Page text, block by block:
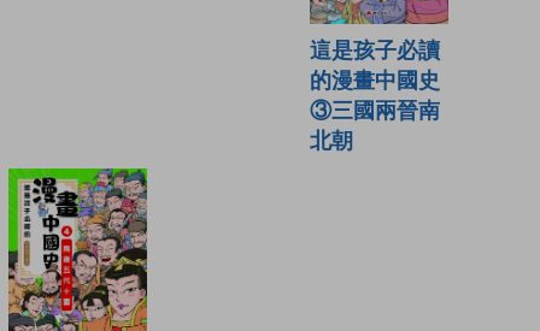
這是孩子必讀
的漫畫中國史
③三國兩晉南
北朝